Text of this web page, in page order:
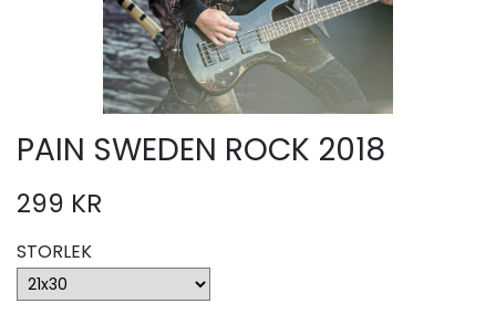
PAIN SWEDEN ROCK 2018
299 KR
STORLEK